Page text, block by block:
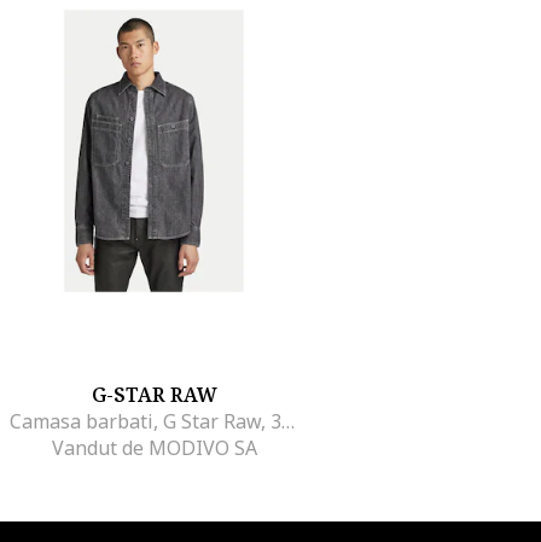
G-STAR RAW
Camasa barbati, G Star Raw, 303805029, Bumbac organic, Gri, Gri
Vandut de MODIVO SA